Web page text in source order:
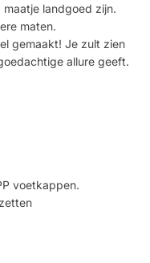
landgoed zijn.
maten.
gemaakt! Je zult zien
allure geeft.
voetkappen.